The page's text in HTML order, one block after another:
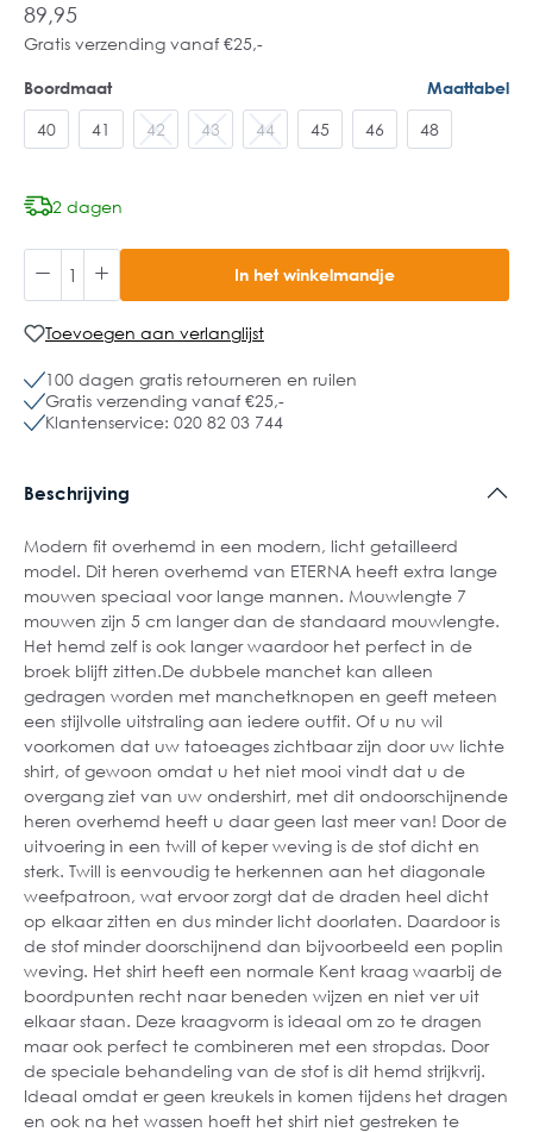
89,95
Gratis verzending vanaf €25,-
Boordmaat Maattabel
40 41 42 43 44 45 46 48
2 dagen
In het winkelmandje
Toevoegen aan verlanglijst
100 dagen gratis retourneren en ruilen
Gratis verzending vanaf €25,-
Klantenservice: 020 82 03 744
Beschrijving
Modern fit overhemd in een modern, licht getailleerd
model. Dit heren overhemd van ETERNA heeft extra lange
mouwen speciaal voor lange mannen. Mouwlengte 7
mouwen zijn 5 cm langer dan de standaard mouwlengte.
Het hemd zelf is ook langer waardoor het perfect in de
broek blijft zitten.De dubbele manchet kan alleen
gedragen worden met manchetknopen en geeft meteen
een stijlvolle uitstraling aan iedere outfit. Of u nu wil
voorkomen dat uw tatoeages zichtbaar zijn door uw lichte
shirt, of gewoon omdat u het niet mooi vindt dat u de
overgang ziet van uw ondershirt, met dit ondoorschijnende
heren overhemd heeft u daar geen last meer van! Door de
uitvoering in een twill of keper weving is de stof dicht en
sterk. Twill is eenvoudig te herkennen aan het diagonale
weefpatroon, wat ervoor zorgt dat de draden heel dicht
op elkaar zitten en dus minder licht doorlaten. Daardoor is
de stof minder doorschijnend dan bijvoorbeeld een poplin
weving. Het shirt heeft een normale Kent kraag waarbij de
boordpunten recht naar beneden wijzen en niet ver uit
elkaar staan. Deze kraagvorm is ideaal om zo te dragen
maar ook perfect te combineren met een stropdas. Door
de speciale behandeling van de stof is dit hemd strijkvrij.
Ideaal omdat er geen kreukels in komen tijdens het dragen
en ook na het wassen hoeft het shirt niet gestreken te